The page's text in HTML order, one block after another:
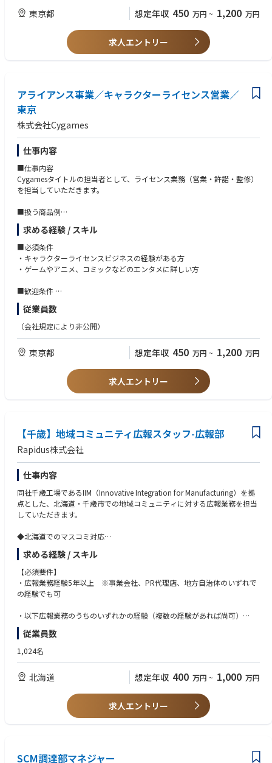
■求める人物像
・コミュニケーション能力があり課題への解決能力を発揮できる方
・スピード感重視でフットワーク軽く業務に取り組める方
・マルチタスクの業務に長けている方
・多様な文化背景を持つ方々との交流を率先して実行できる方
東京都 想定年収 450 万円 ~ 1,200 万円
求人エントリー
アライアンス事業／キャラクターライセンス営業／
東京
株式会社Cygames
仕事内容
■仕事内容
Cygamesタイトルの担当者として、ライセンス業務（営業・許諾・監修）
を担当していただきます。
■扱う商品例
・雑貨
・文具
・ぬいぐるみ
・フィギュア
・セールスプロモーション（企業タイアップ等）
Cygames Magazine ：アライアンス事業部の仕事とは？コラボ施策でコン
https://magazine.cygames.co.jp/ja/archives/1440414861/
求める経験 / スキル
■必須条件
・キャラクターライセンスビジネスの経験がある方
・ゲームやアニメ、コミックなどのエンタメに詳しい方
■歓迎条件
・著作権に関する深い知識を有する方
・海外向けのビジネス経験がある方
・コミュニケーション能力があり課題への解決能力を発揮できる方
・スピード感重視でフットワーク軽く業務に取り組める方
・マルチタスクの業務に長けている方
従業員数
（会社規定により非公開）
東京都 想定年収 450 万円 ~ 1,200 万円
求人エントリー
【千歳】地域コミュニティ広報スタッフ-広報部
Rapidus株式会社
仕事内容
同社千歳工場であるIIM（Innovative Integration for Manufacturing）を拠
点とした、北海道・千歳市での地域コミュニティに対する広報業務を担当
していただきます。
◆北海道でのマスコミ対応
・本社広報と連携し、在北海道メディアに対する窓口、問い合わせの対応
・北海道で実施する記者会見、トップ取材などの補助
◆北海道での社内コミュニケーション
・社内取材、イントラネットでの記事掲載
・社内イベントの企画立案実施
・小学生向け半導体教育（STEM教室）活動の支援・情報発信
・地元でのイベント企画立案・実施、地元自治体主催イベントの支援
◆オペレーション企画部業務の支援
・当面、同部所属・または兼務として、同部業務を並行して行っていただ
◆（暫定業務）渉外業務の支援（渉外部で人材確保が行えるまでの暫定業
・一般レベルに対するIIM工場見学対応
・VIPレベルに対するIIM工場見学対応支援
《Rapidusの技術で変える未来》
求める経験 / スキル
【必須要件】
・広報業務経験5年以上 ※事業会社、PR代理店、地方自治体のいずれで
の経験でも可
・以下広報業務のうちのいずれかの経験（複数の経験があれば尚可）
- 広報情報作成業務経験（リリース・Q&A作成）
- 広報情報発信業務経験（マスコミ取材、記者会見）
- 社内広報業務経験（社内ニュース作成・発信）
従業員数
1,024名
北海道 想定年収 400 万円 ~ 1,000 万円
求人エントリー
SCM調達部マネジャー